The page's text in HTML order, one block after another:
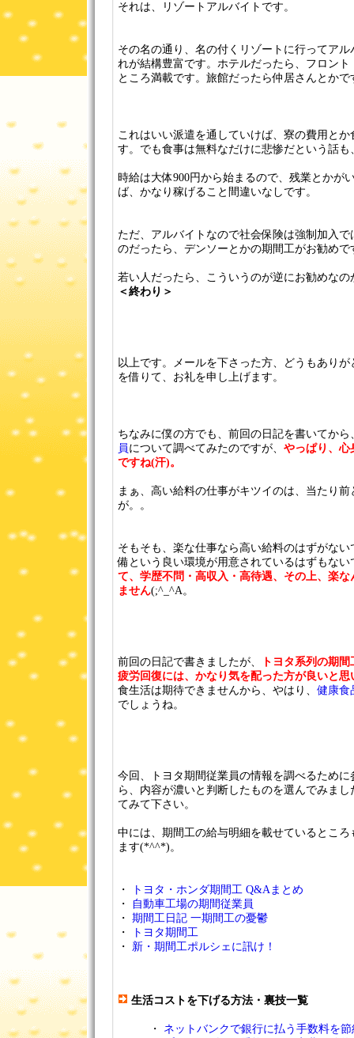
それは、リゾートアルバイトです。
その名の通り、名の付くリゾートに行ってア
れが結構豊富です。ホテルだったら、フロン
ところ満載です。旅館だったら仲居さんとかで
これはいい派遣を通していけば、寮の費用と
す。でも食事は無料なだけに悲惨だという話
時給は大体900円から始まるので、残業とかが
ば、かなり稼げること間違いなしです。
ただ、アルバイトなので社会保険は強制加入
のだったら、デンソーとかの期間工がお勧めで
若い人だったら、こういうのが逆にお勧めなの
＜終わり＞
以上です。メールを下さった方、どうもあり
を借りて、お礼を申し上げます。
ちなみに僕の方でも、前回の日記を書いてから
員 について調べてみたのですが、 やっぱり、心
ですね(汗)。
まぁ、高い給料の仕事がキツイのは、当たり
が。。
そもそも、楽な仕事なら高い給料のはずがな
備という良い環境が用意されているはずもない
て、学歴不問・高収入・高待遇、その上、楽
ません(;^_^A。
前回の日記で書きましたが、
トヨタ系列の期
疲労回復には、かなり気を配った方が良いと思
食生活は期待できませんから、やはり、 健康食
でしょうね。
今回、トヨタ期間従業員の情報を調べるため
ら、内容が濃いと判断したものを選んでみま
てみて下さい。
中には、期間工の給与明細を載せているとこ
ます(*^^*)。
・
トヨタ・ホンダ期間工 Q&Aまとめ
・
自動車工場の期間従業員
・ 期間工日記 一期間工の憂鬱
・
トヨタ期間工
・ 新・期間工ポルシェに訊け！
生活コストを下げる方法・裏技一覧
・ ネットバンクで銀行に払う手数料を節